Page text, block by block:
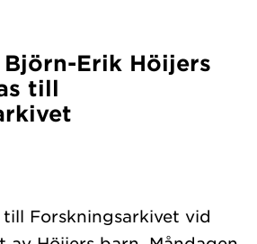
Erik Höijers
till
Forskningsarkivet vid